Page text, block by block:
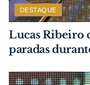
DESTAQUE
Lucas Ribeiro
paradas